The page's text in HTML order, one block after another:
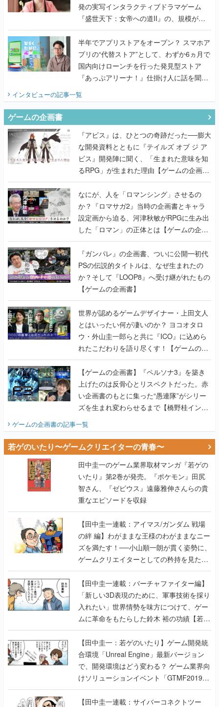
発の実写インタラクティブドラマゲーム
『盛世天下：女帝への道II』の、規模が違
うこだわりをプロデューサーに聞いた
半年でアプリストアをオープン？ スマホア
プリの“代替ストア”として、わずか6ヵ月で
国内向けローンチを行った発見型ストア
『あっぷアリーナ！』仕掛け人に話を聞い
インタビューの記事一覧
ゲームの企画書
『アビス』は、ひとつの奇跡だった──膨大
な開発資料とともに『テイルズ オブ ジ ア
ビス』開発陣に聞く、「生まれた意味を知
るRPG」が生まれた理由【ゲームの企画
書】
なにが、人を「ロマンシング」させるの
か？『ロマサガ2』当時の企画書とキャラ
設定画から迫る、河津秋敏がRPGに生み出
した「ロマン」の正体とは【ゲームの企画
書】
『ガンパレ』の企画書、ついに公開━初代
PSの伝説的タイトルは、なぜ生まれたの
か？そして『LOOP8』へ受け継がれたもの
【ゲームの企画書】
世界が認めるゲームデザイナー・上田文人
とはいったい何が凄いのか？ ヨコオタロ
ウ・外山圭一郎らと共に『ICO』に込めら
れたこだわりを語り尽くす！【ゲームの企
画書】
【ゲームの企画書】『ペルソナ3』を築き
上げたのは反骨心とリスペクトだった。赤
い企画書のもとに集った“愚連隊”がシリー
ズを生まれ変わらせるまで【橋野桂インタ
ゲームの企画書の記事一覧
若ゲのいたり〜ゲームクリエイターの青春〜
田中圭一のゲーム業界取材マンガ『若ゲの
いたり』第2巻が発売。『ポケモン』田尻
智さん、『ゼビウス』遠藤雅伸さんらの貴
重なエピソードを収録
【田中圭一連載：アイマス/ガンダム 戦場
の絆 編】わがままな王様のわがままなニー
ズを満たす！──小山順一朗が貫く姿勢に、
ゲームクリエイターとしての矜持を見た
【若ゲのいたり最終回】
【田中圭一連載：バーチャファイター編】
「新しい3D表現のために、軍事技術を採り
入れたい」世界情勢を味方につけて、ゲー
ムに革命をもたらした鈴木 裕の功績【若ゲ
のいたり】
【田中圭一：若ゲのいたり】ゲーム開発統
合環境「Unreal Engine」最新バージョン
で、開発環境はどう変わる？ ゲーム業界向
けソリューションイベント「GTMF2019」
に行って、より理解を深めよう【PR】
【田中圭一連載：サイバーコネクトツー